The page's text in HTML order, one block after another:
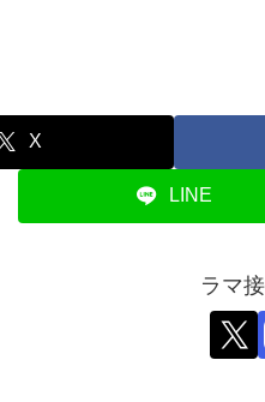
X
LINE
ラマ